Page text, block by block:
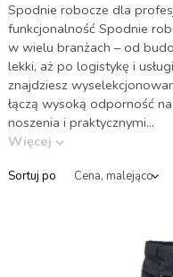
Spodnie robocze dla
funkcjonalność Spodnie
w wielu branżach – od
lekki, aż po logistykę i
znajdziesz
łączą wysoką odporność
noszenia i praktycznymi...
Więcej
Sortuj po